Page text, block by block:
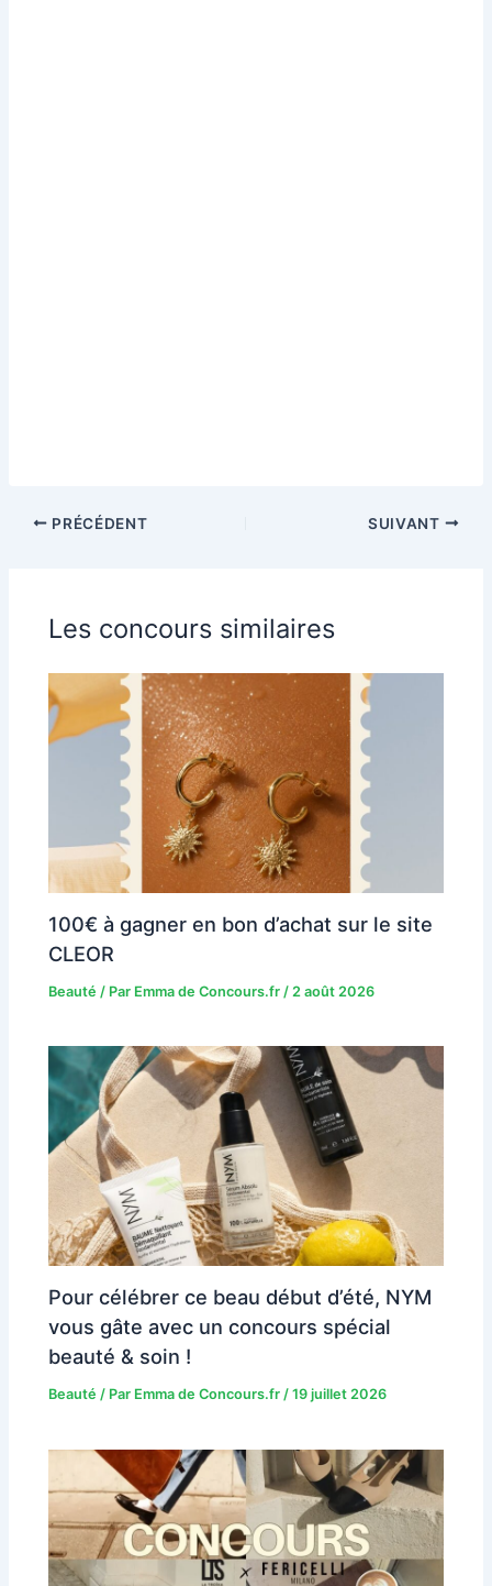
PRÉCÉDENT SUIVANT
Les concours similaires
100€ à gagner en bon d’achat sur le site
CLEOR
Beauté / Par Emma de Concours.fr / 2 août 2026
Pour célébrer ce beau début d’été, NYM
vous gâte avec un concours spécial
beauté & soin !
Beauté / Par Emma de Concours.fr /19 juillet 2026